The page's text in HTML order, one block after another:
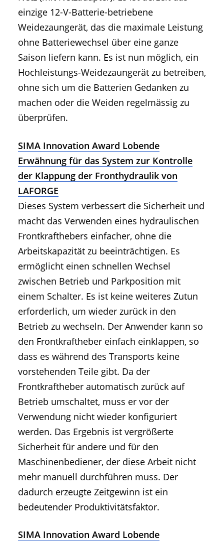
einzige 12-V-Batterie-betriebene
Weidezaungerät, das die maximale Leistung
ohne Batteriewechsel über eine ganze
Saison liefern kann. Es ist nun möglich, ein
Hochleistungs-Weidezaungerät zu betreiben,
ohne sich um die Batterien Gedanken zu
machen oder die Weiden regelmässig zu
überprüfen.
SIMA Innovation Award Lobende
Erwähnung für das System zur Kontrolle
der Klappung der Fronthydraulik von
LAFORGE
Dieses System verbessert die Sicherheit und
macht das Verwenden eines hydraulischen
Frontkrafthebers einfacher, ohne die
Arbeitskapazität zu beeinträchtigen. Es
ermöglicht einen schnellen Wechsel
zwischen Betrieb und Parkposition mit
einem Schalter. Es ist keine weiteres Zutun
erforderlich, um wieder zurück in den
Betrieb zu wechseln. Der Anwender kann so
den Frontkraftheber einfach einklappen, so
dass es während des Transports keine
vorstehenden Teile gibt. Da der
Frontkraftheber automatisch zurück auf
Betrieb umschaltet, muss er vor der
Verwendung nicht wieder konfiguriert
werden. Das Ergebnis ist vergrößerte
Sicherheit für andere und für den
Maschinenbediener, der diese Arbeit nicht
mehr manuell durchführen muss. Der
dadurch erzeugte Zeitgewinn ist ein
bedeutender Produktivitätsfaktor.
SIMA Innovation Award Lobende